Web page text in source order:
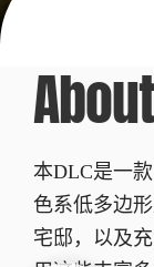
About
本DLC是一
色系低多边
宅邸，以及